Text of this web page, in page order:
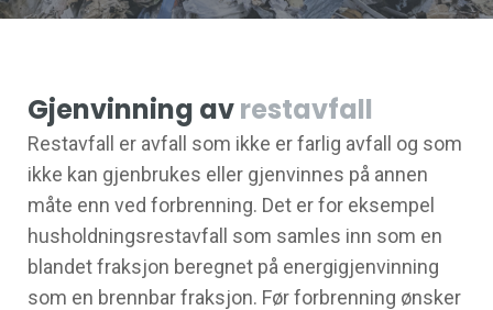
Gjenvinning avrestavfall
Restavfall er avfall som ikke er farlig avfall og som
ikke kan gjenbrukes eller gjenvinnes på annen
måte enn ved forbrenning. Det er for eksempel
husholdningsrestavfall som samles inn som en
blandet fraksjon beregnet på energigjenvinning
som en brennbar fraksjon. Før forbrenning ønsker